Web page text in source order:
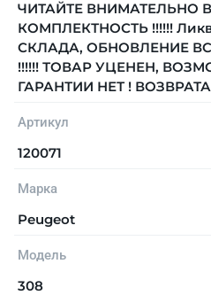
ЧИТАЙТЕ ВНИМАТЕЛЬНО
КОМПЛЕКТНОСТЬ !!!!!!
СКЛАДА, ОБНОВЛЕНИЕ
!!!!!! ТОВАР УЦЕНЕН,
ГАРАНТИИ НЕТ !
Артикул
120071
Марка
Peugeot
Модель
308